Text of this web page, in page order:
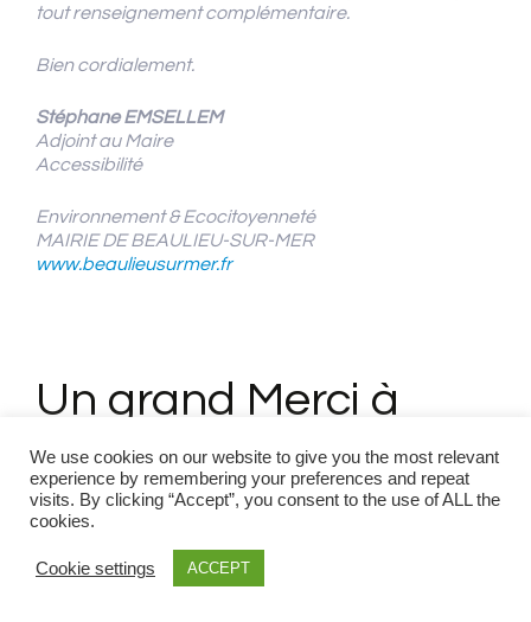
tout renseignement complémentaire.
Bien cordialement.
Stéphane EMSELLEM
Adjoint au Maire
Accessibilité
Environnement & Ecocitoyenneté
MAIRIE DE BEAULIEU-SUR-MER
www.beaulieusurmer.fr
Un grand Merci à
tous les bénévoles de
l’opération nettoyage
sous-marin !
We use cookies on our website to give you the most relevant
experience by remembering your preferences and repeat
visits. By clicking “Accept”, you consent to the use of ALL the
cookies.
Cookie settings ACCEPT